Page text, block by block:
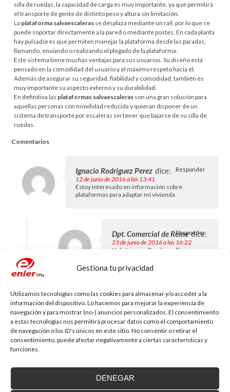
Gestiona tu privacidad
Utilizamos tecnologías como las cookies para almacenar y/o acceder a la
información del dispositivo. Lo hacemos para mejorar la experiencia de
navegación y para mostrar (no-) anuncios personalizados. El consentimiento
a estas tecnologías nos permitirá procesar datos como el comportamiento
de navegación o los ID's únicos en este sitio. No consentir o retirar el
consentimiento, puede afectar negativamente a ciertas características y
funciones.
DENEGAR
silla de ruedas, la capacidad de carga es muy importante, ya que permitirá
el transporte de gente de distinto peso y altura sin limitación.
La plataforma salvaescaleras se desplaza mediante un raíl, por lo que se
puede soportar directamente a la pared o mediante postes. En cada planta
hay pulsadores que permiten manejar la plataforma desde las paradas,
llamando, enviando o realizando el plegado de la plataforma.
Este sistema tiene muchas ventajas para sus usuarios. Su diseño está
pensado en la comodidad del usuario y el máximo respeto hacia él.
Además de asegurar su seguridad, fiabilidad y comodidad, también es
muy importante su aspecto externo y su durabilidad.
En definitiva las plataformas salvaescaleras son una gran solución para
aquellas personas con movilidad reducida y quieran disponer de un
sistema de transporte por escaleras sin tener que bajarse de su silla de
ruedas.
Comentarios
Ignacio Rodriguez Perez dice:
12 de junio de 2016 a las 13:41
Estoy interesado en información sobre
plataformas para adaptar mi vivienda
Responder
Dpt. Comercial de Reine dice:
23 de junio de 2016 a las 16:22
Hola Ignacio. Puedes rellenar
contactar con nosotros
telefónicamente y así podremos
plataformas que pueden
interesarte. Gracias.
Responder
Deja tu comentario
Tu dirección de correo electrónico no será publicada.